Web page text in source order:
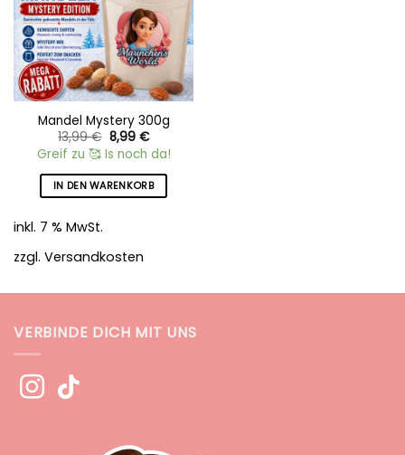
Mandel Mystery 300g
13,99€ Ursprünglicher
Preis
war:
13,99 €
8,99 €Aktueller
Preis
ist:
8,99 €.
Greif zu 🥰 Is noch da!
IN DEN WARENKORB
inkl. 7 % MwSt.
zzgl. Versandkosten
VERBINDE DICH MIT UNS